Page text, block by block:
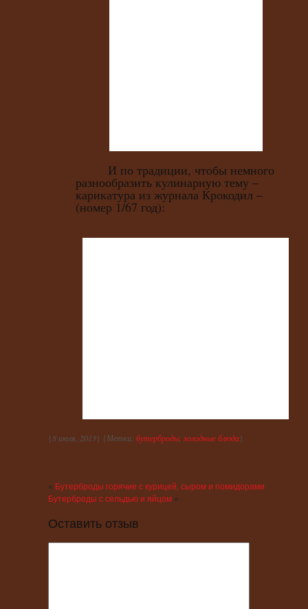
И по традиции, чтобы немного
разнообразить кулинарную тему –
карикатура из журнала Крокодил –
(номер 1/67 год):
{8 июля, 2013} {Метки: бутерброды холодные блюда}
« Бутерброды горячие с курицей, сыром и помидорами
Бутерброды с сельдью и яйцом »
Оставить отзыв